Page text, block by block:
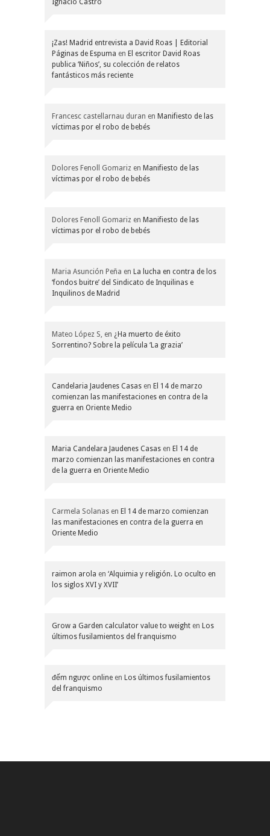
¡Zas! Madrid entrevista a David Roas | Editorial
Páginas de Espuma en El escritor David Roas
publica ‘Niños’, su colección de relatos
fantásticos más reciente
Francesc castellarnau duran en Manifiesto de las
víctimas por el robo de bebés
Dolores Fenoll Gomariz en Manifiesto de las
víctimas por el robo de bebés
Dolores Fenoll Gomariz en Manifiesto de las
víctimas por el robo de bebés
Maria Asunción Peña en La lucha en contra de los
‘fondos buitre’ del Sindicato de Inquilinas e
Inquilinos de Madrid
Mateo López S, en ¿Ha muerto de éxito
Sorrentino? Sobre la película ‘La grazia’
Candelaria Jaudenes Casas en El 14 de marzo
comienzan las manifestaciones en contra de la
guerra en Oriente Medio
Maria Candelara Jaudenes Casas en El 14 de
marzo comienzan las manifestaciones en contra
de la guerra en Oriente Medio
Carmela Solanas en El 14 de marzo comienzan
las manifestaciones en contra de la guerra en
Oriente Medio
raimon arola en ‘Alquimia y religión. Lo oculto en
los siglos XVI y XVII’
Grow a Garden calculator value to weight en Los
últimos fusilamientos del franquismo
đếm ngược online en Los últimos fusilamientos
del franquismo